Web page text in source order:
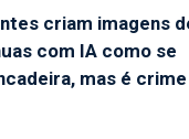
criam imagens
com IA como se
mas é crime